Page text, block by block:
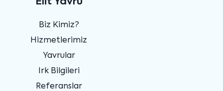
Biz Kimiz?
Hizmetlerimiz
Yavrular
Irk Bilgileri
Referanslar